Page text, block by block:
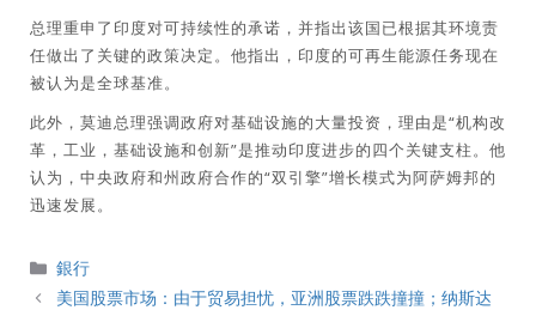
总理重申了印度对可持续性的承诺，并指出该国已根据其环境责
任做出了关键的政策决定。他指出，印度的可再生能源任务现在
被认为是全球基准。
此外，莫迪总理强调政府对基础设施的大量投资，理由是“机构改
革，工业，基础设施和创新”是推动印度进步的四个关键支柱。他
认为，中央政府和州政府合作的“双引擎”增长模式为阿萨姆邦的
迅速发展。
分
類
銀行
美国股票市场：由于贸易担忧，亚洲股票跌跌撞撞；纳斯达